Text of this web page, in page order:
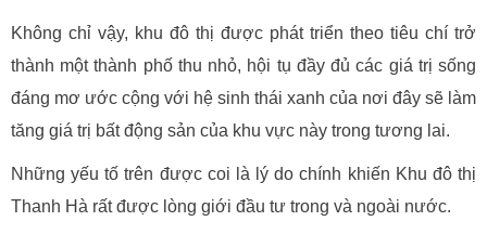
Không chỉ vậy, khu đô thị được phát triển theo tiêu chí trở
thành một thành phố thu nhỏ, hội tụ đầy đủ các giá trị sống
đáng mơ ước cộng với hệ sinh thái xanh của nơi đây sẽ làm
tăng giá trị bất động sản của khu vực này trong tương lai.
Những yếu tố trên được coi là lý do chính khiến Khu đô thị
Thanh Hà rất được lòng giới đầu tư trong và ngoài nước.